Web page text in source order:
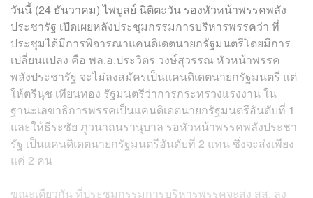
วันนี้ (24 ธันวาคม) ไพบูลย์ นิติตะวัน รองหัวหน้าพรรคพลัง
ประชารัฐ เปิดเผยหลังประชุมกรรมการบริหารพรรคว่า ที่
ประชุมได้มีการพิจารณาแคนดิเดตนายกรัฐมนตรีโดยมีการ
เปลี่ยนแปลง คือ พล.อ.ประวิตร วงษ์สุวรรณ หัวหน้าพรรค
พลังประชารัฐ จะไม่ลงสมัครเป็นแคนดิเดตนายกรัฐมนตรี แต่
ให้ตรีนุช เทียนทอง รัฐมนตรีว่าการกระทรวงแรงงาน ใน
ฐานะเลขาธิการพรรคเป็นแคนดิเดตนายกรัฐมนตรีอันดับที่ 1
และให้ธีระชัย ภูวนาถนรานุบาล รอหัวหน้าพรรคพลังประชา
รัฐ เป็นแคนดิเดตนายกรัฐมนตรีอันดับที่ 2 แทน ซึ่งจะส่งเพียง
แค่ 2 คน
ขณะเดียวกัน ที่ประชุมกรรมการบริหารพรรคจะส่ง สส. ลง